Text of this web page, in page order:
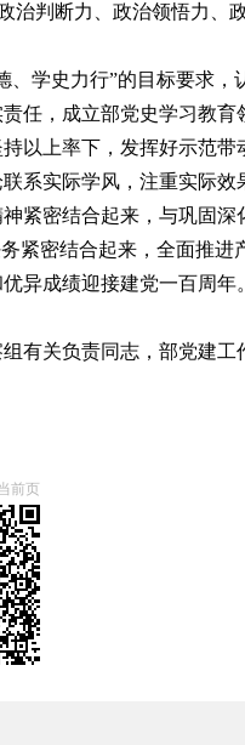
治判断力、政治领悟力、
学史力行”的目标要求
任，成立部党史学习教
以上率下，发挥好示范
系实际学风，注重实际
紧密结合起来，与巩固深
紧密结合起来，全面推
异成绩迎接建党一百周年。
有关负责同志，部党建
前页